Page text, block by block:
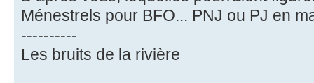
Ménestrels pour BFO... PNJ ou PJ en
----------
Les bruits de la rivière